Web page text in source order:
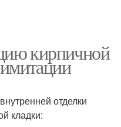
кирпичной
отделки
кладки: